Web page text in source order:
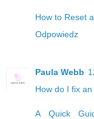
How to Reset
Odpowiedz
Paula Webb
How do I fix
A Quick